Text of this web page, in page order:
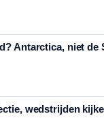
Antarctica, niet de
wedstrijden